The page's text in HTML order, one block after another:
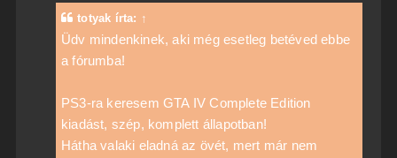
totyak írta: ↑
Üdv mindenkinek, aki még esetleg betéved ebbe
a fórumba!
PS3-ra keresem GTA IV Complete Edition
kiadást, szép, komplett állapotban!
Hátha valaki eladná az övét, mert már nem